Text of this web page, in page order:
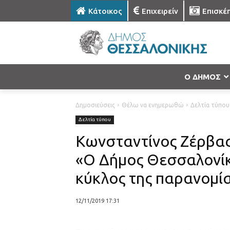
Κάτοικος Επιχειρείν
Ο ΔΗΜΟΣ
Δημοσιεύσεις Θέλω να ενημερωθώ Δελτία τύπου
Δελτία τύπου
Κωνσταντίνος
«Ο Δήμος
κύκλος της
12/11/2019 17:31